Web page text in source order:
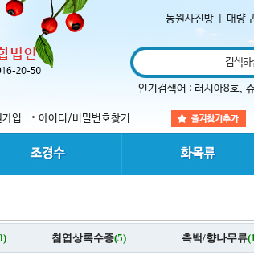
농원사진방 대량
인기검색어 : 러시아8호,
입 아이디/비밀번호찾기
침엽상록수종(5) 측백/향나무류